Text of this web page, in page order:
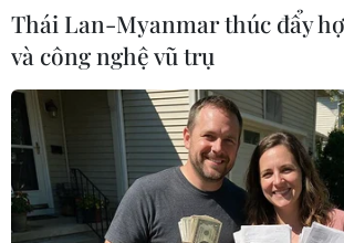
Thái Lan-Myanmar thúc đẩy
và công nghệ vũ trụ